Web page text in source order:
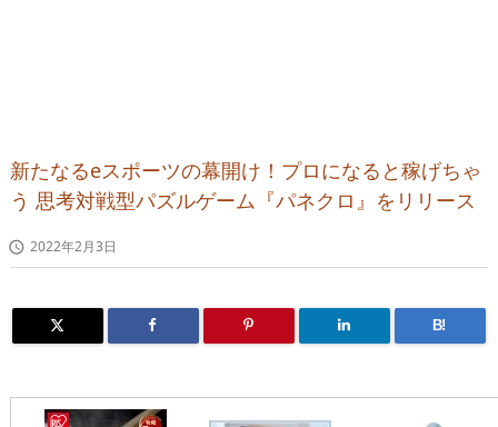
新たなるeスポーツの幕開け！プロになると稼げちゃ
う 思考対戦型パズルゲーム『パネクロ』をリリース
 2022年2月3日
B!